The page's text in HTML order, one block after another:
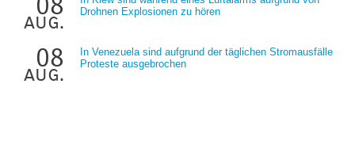
aug.
Drohnen Explosionen zu hören
08
aug.
In Venezuela sind aufgrund der täglichen Stromausfälle
Proteste ausgebrochen